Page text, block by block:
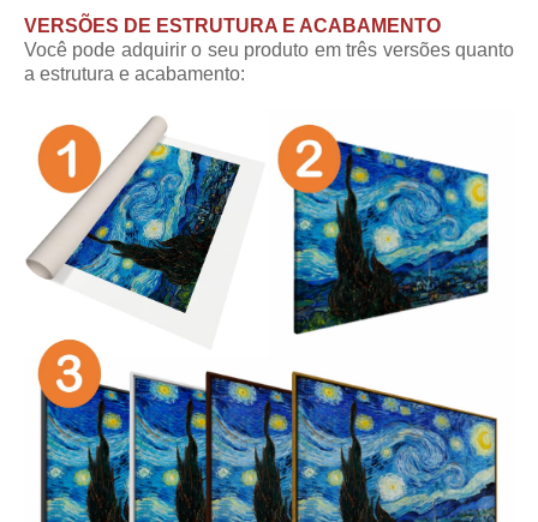
VERSÕES DE ESTRUTURA E ACABAMENTO
Você pode adquirir o seu produto em três versões quanto
a estrutura e acabamento: